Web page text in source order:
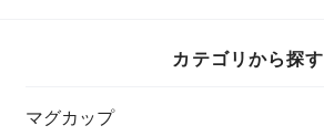
カテゴリから探す
マグカップ